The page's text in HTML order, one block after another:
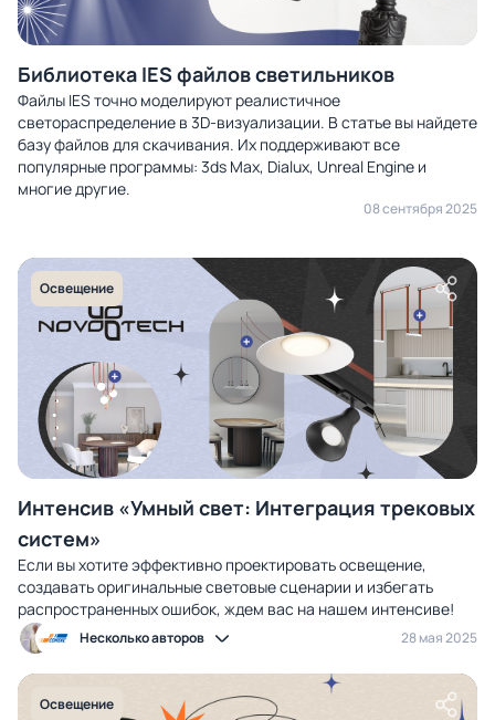
Библиотека IES файлов светильников
Файлы IES точно моделируют реалистичное
светораспределение в 3D-визуализации. В статье вы найдете
базу файлов для скачивания. Их поддерживают все
популярные программы: 3ds Max, Dialux, Unreal Engine и
многие другие.
08 сентября 2025
Освещение
Интенсив «Умный свет: Интеграция трековых
систем»
Если вы хотите эффективно проектировать освещение,
создавать оригинальные световые сценарии и избегать
распространенных ошибок, ждем вас на нашем интенсиве!
Несколько авторов 28 мая 2025
Освещение